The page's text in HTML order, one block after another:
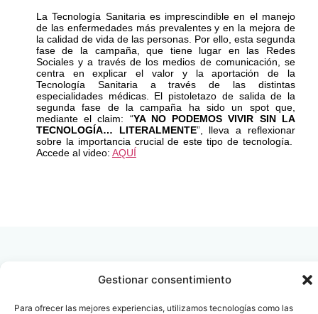
Gestionar consentimiento
Para ofrecer las mejores experiencias, utilizamos tecnologías como las
La Tecnología Sanitaria es imprescindible en el manejo
de las enfermedades más prevalentes y en la mejora de
la calidad de vida de las personas. Por ello, esta segunda
fase de la campaña, que tiene lugar en las Redes
Sociales y a través de los medios de comunicación, se
centra en explicar el valor y la aportación de la
Tecnología Sanitaria a través de las distintas
especialidades médicas. El pistoletazo de salida de la
segunda fase de la campaña ha sido un spot que,
mediante el claim: “YA NO PODEMOS VIVIR SIN LA
TECNOLOGÍA… LITERALMENTE”, lleva a reflexionar
sobre la importancia crucial de este tipo de tecnología.
Accede al video: AQUÍ
Contacto
Oficina Barcelona